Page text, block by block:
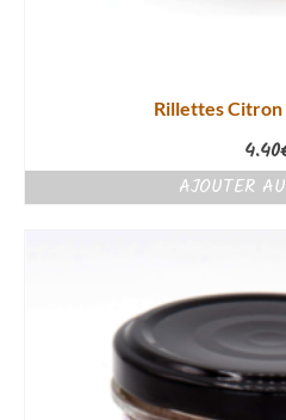
Rillettes Citron
4.40
AJOUTER